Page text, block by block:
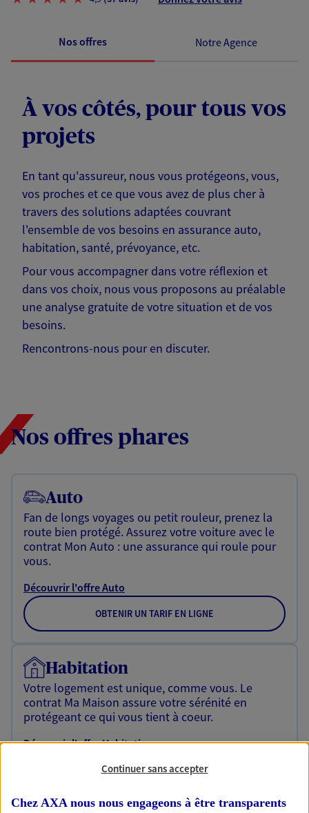
Nos offres Notre Agence
À vos côtés, pour tous vos
projets
En tant qu'assureur, nous vous protégeons, vous,
vos proches et ce que vous avez de plus cher à
travers des solutions adaptées couvrant
l'ensemble de vos besoins en assurance auto,
habitation, santé, prévoyance, etc.
Pour vous accompagner dans votre réflexion et
dans vos choix, nous vous proposons au préalable
une analyse gratuite de votre situation et de vos
besoins.
Rencontrons-nous pour en discuter.
Nos offres phares
Auto
Fan de longs voyages ou petit rouleur, prenez la
route bien protégé. Assurez votre voiture avec le
contrat Mon Auto : une assurance qui roule pour
vous.
Découvrir l'offre Auto
OBTENIR UN TARIF EN LIGNE
Habitation
Votre logement est unique, comme vous. Le
contrat Ma Maison assure votre sérénité en
protégeant ce qui vous tient à coeur.
Découvrir l'offre Habitation
OBTENIR UN TARIF EN LIGNE
Continuer sans accepter
Chez AXA nous nous engageons à être transparents